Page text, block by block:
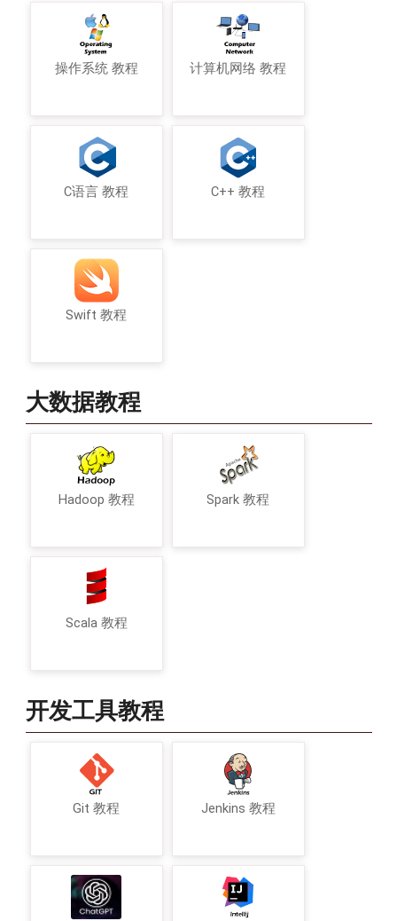
操作系统 教程 计算机网络 教程
C语言 教程 C++ 教程
Swift 教程
大数据教程
Hadoop 教程 Spark 教程
Scala 教程
开发工具教程
Git 教程 Jenkins 教程